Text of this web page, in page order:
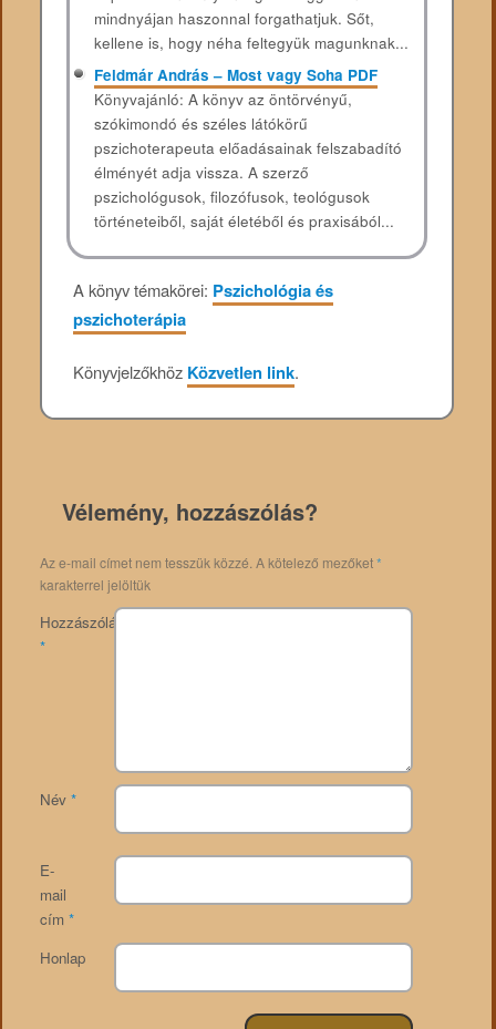
mindnyájan haszonnal forgathatjuk. Sőt,
kellene is, hogy néha feltegyük magunknak...
Feldmár András – Most vagy Soha PDF
Könyvajánló: A könyv az öntörvényű,
szókimondó és széles látókörű
pszichoterapeuta előadásainak felszabadító
élményét adja vissza. A szerző
pszichológusok, filozófusok, teológusok
történeteiből, saját életéből és praxisából...
A könyv témakörei: Pszichológia és
pszichoterápia
Könyvjelzőkhöz Közvetlen link.
Vélemény, hozzászólás?
Az e-mail címet nem tesszük közzé.A kötelező mezőket*
karakterrel jelöltük
Hozzászólás
*
Név *
E-
mail
cím *
Honlap